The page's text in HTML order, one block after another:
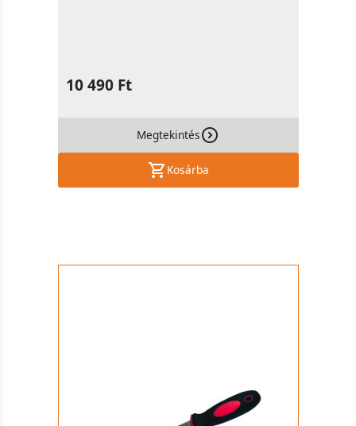
10 490 Ft
Megtekintés
Kosárba